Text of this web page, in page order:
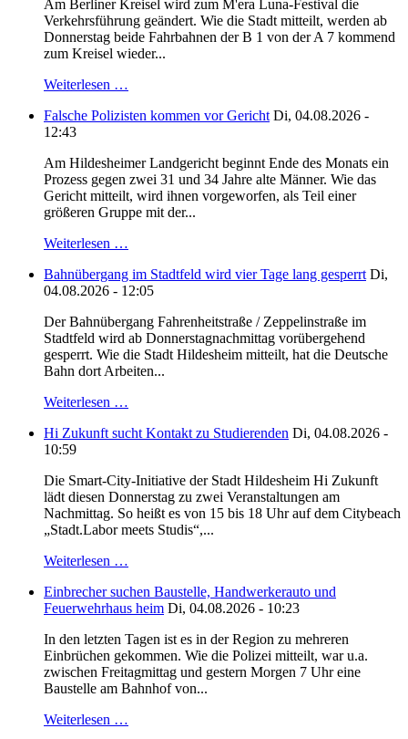
Am Berliner Kreisel wird zum M'era Luna-Festival die
Verkehrsführung geändert. Wie die Stadt mitteilt, werden ab
Donnerstag beide Fahrbahnen der B 1 von der A 7 kommend
zum Kreisel wieder...
Weiterlesen …
Falsche Polizisten kommen vor Gericht Di, 04.08.2026 -
12:43
Am Hildesheimer Landgericht beginnt Ende des Monats ein
Prozess gegen zwei 31 und 34 Jahre alte Männer. Wie das
Gericht mitteilt, wird ihnen vorgeworfen, als Teil einer
größeren Gruppe mit der...
Weiterlesen …
Bahnübergang im Stadtfeld wird vier Tage lang gesperrt Di,
04.08.2026 - 12:05
Der Bahnübergang Fahrenheitstraße / Zeppelinstraße im
Stadtfeld wird ab Donnerstagnachmittag vorübergehend
gesperrt. Wie die Stadt Hildesheim mitteilt, hat die Deutsche
Bahn dort Arbeiten...
Weiterlesen …
Hi Zukunft sucht Kontakt zu Studierenden Di, 04.08.2026 -
10:59
Die Smart-City-Initiative der Stadt Hildesheim Hi Zukunft
lädt diesen Donnerstag zu zwei Veranstaltungen am
Nachmittag. So heißt es von 15 bis 18 Uhr auf dem Citybeach
„Stadt.Labor meets Studis“,...
Weiterlesen …
Einbrecher suchen Baustelle, Handwerkerauto und
Feuerwehrhaus heim Di, 04.08.2026 - 10:23
In den letzten Tagen ist es in der Region zu mehreren
Einbrüchen gekommen. Wie die Polizei mitteilt, war u.a.
zwischen Freitagmittag und gestern Morgen 7 Uhr eine
Baustelle am Bahnhof von...
Weiterlesen …